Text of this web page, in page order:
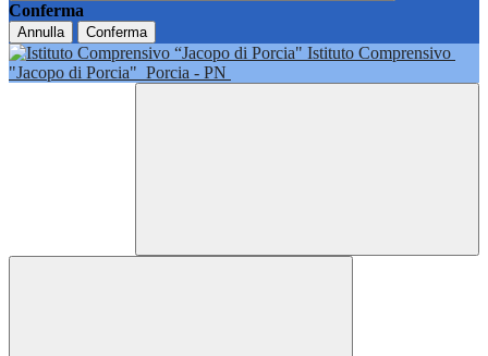
Conferma
Annulla Conferma
Istituto Comprensivo
"Jacopo di Porcia" Porcia - PN